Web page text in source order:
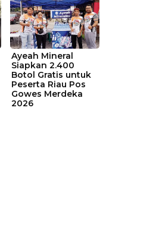
Ayeah Mineral
Siapkan 2.400
Botol Gratis untuk
Peserta Riau Pos
Gowes Merdeka
2026